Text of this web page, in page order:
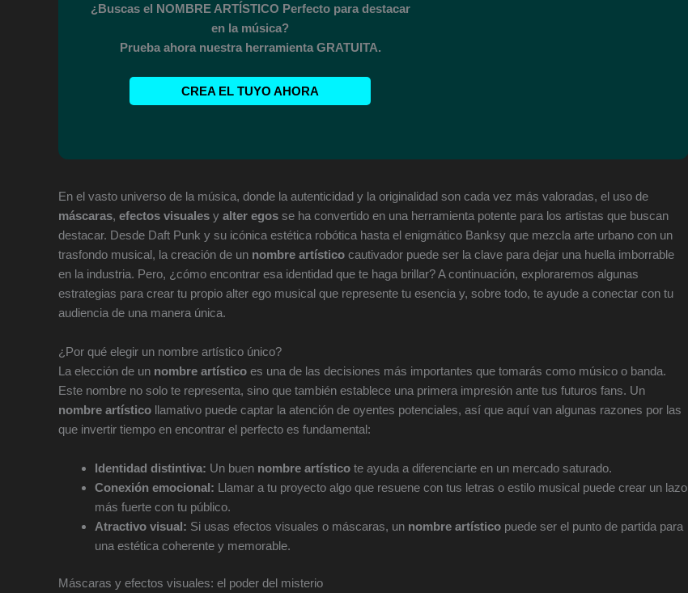
¿Buscas el NOMBRE ARTÍSTICO Perfecto para destacar
en la música?
Prueba ahora nuestra herramienta GRATUITA.
CREA EL TUYO AHORA
En el vasto universo de la música, donde la autenticidad y la originalidad son cada vez más valoradas, el uso de
máscaras, efectos visuales y alter egos se ha convertido en una herramienta potente para los artistas que buscan
destacar. Desde Daft Punk y su icónica estética robótica hasta el enigmático Banksy que mezcla arte urbano con un
trasfondo musical, la creación de un nombre artístico cautivador puede ser la clave para dejar una huella imborrable
en la industria. Pero, ¿cómo encontrar esa identidad que te haga brillar? A continuación, exploraremos algunas
estrategias para crear tu propio alter ego musical que represente tu esencia y, sobre todo, te ayude a conectar con tu
audiencia de una manera única.
¿Por qué elegir un nombre artístico único?
La elección de un nombre artístico es una de las decisiones más importantes que tomarás como músico o banda.
Este nombre no solo te representa, sino que también establece una primera impresión ante tus futuros fans. Un
nombre artístico llamativo puede captar la atención de oyentes potenciales, así que aquí van algunas razones por las
que invertir tiempo en encontrar el perfecto es fundamental:
Identidad distintiva: Un buen nombre artístico te ayuda a diferenciarte en un mercado saturado.
Conexión emocional: Llamar a tu proyecto algo que resuene con tus letras o estilo musical puede crear un lazo
más fuerte con tu público.
Atractivo visual: Si usas efectos visuales o máscaras, un nombre artístico puede ser el punto de partida para
una estética coherente y memorable.
Máscaras y efectos visuales: el poder del misterio